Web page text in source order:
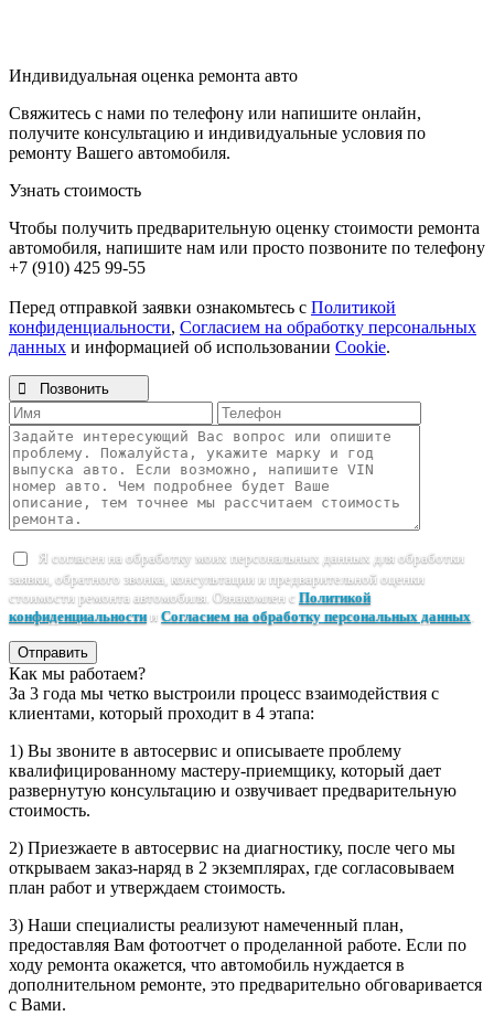
Индивидуальная оценка ремонта авто
Свяжитесь с нами по телефону или напишите онлайн,
получите консультацию и индивидуальные условия по
ремонту Вашего автомобиля.
Узнать стоимость
Чтобы получить предварительную оценку стоимости ремонта
автомобиля, напишите нам или просто позвоните по телефону
+7 (910) 425 99-55
Перед отправкой заявки ознакомьтесь с Политикой
конфиденциальности, Согласием на обработку персональных
данных и информацией об использовании Cookie.
 Позвонить
Я согласен на обработку моих персональных данных для обработки
заявки, обратного звонка, консультации и предварительной оценки
стоимости ремонта автомобиля. Ознакомлен с Политикой
конфиденциальностии Согласием на обработку персональных данных
Отправить
Как мы работаем?
За 3 года мы четко выстроили процесс взаимодействия с
клиентами, который проходит в 4 этапа:
1) Вы звоните в автосервис и описываете проблему
квалифицированному мастеру-приемщику, который дает
развернутую консультацию и озвучивает предварительную
стоимость.
2) Приезжаете в автосервис на диагностику, после чего мы
открываем заказ-наряд в 2 экземплярах, где согласовываем
план работ и утверждаем стоимость.
3) Наши специалисты реализуют намеченный план,
предоставляя Вам фотоотчет о проделанной работе. Если по
ходу ремонта окажется, что автомобиль нуждается в
дополнительном ремонте, это предварительно обговаривается
с Вами.